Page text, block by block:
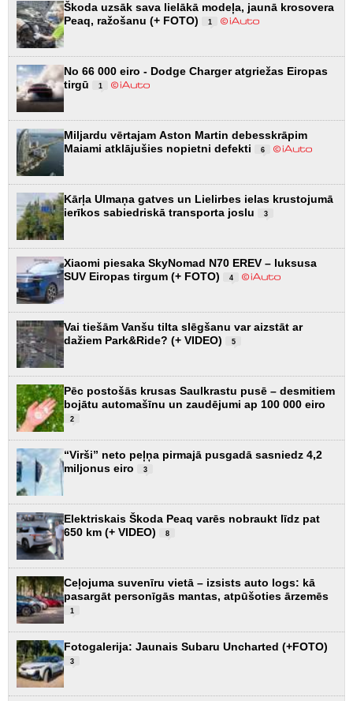
Škoda uzsāk sava lielākā modeļa, jaunā krosovera
Peaq, ražošanu (+ FOTO)
1
No 66 000 eiro - Dodge Charger atgriežas Eiropas
tirgū
1
Miljardu vērtajam Aston Martin debesskrāpim
Maiami atklājušies nopietni defekti
6
Kārļa Ulmaņa gatves un Lielirbes ielas krustojumā
ierīkos sabiedriskā transporta joslu
3
Xiaomi piesaka SkyNomad N70 EREV – luksusa
SUV Eiropas tirgum (+ FOTO)
4
Vai tiešām Vanšu tilta slēgšanu var aizstāt ar
dažiem Park&Ride? (+ VIDEO)
5
Pēc postošās krusas Saulkrastu pusē – desmitiem
bojātu automašīnu un zaudējumi ap 100 000 eiro
2
“Virši” neto peļņa pirmajā pusgadā sasniedz 4,2
miljonus eiro
3
Elektriskais Škoda Peaq varēs nobraukt līdz pat
650 km (+ VIDEO)
8
Ceļojuma suvenīru vietā – izsists auto logs: kā
pasargāt personīgās mantas, atpūšoties ārzemēs
1
Fotogalerija: Jaunais Subaru Uncharted (+FOTO)
3